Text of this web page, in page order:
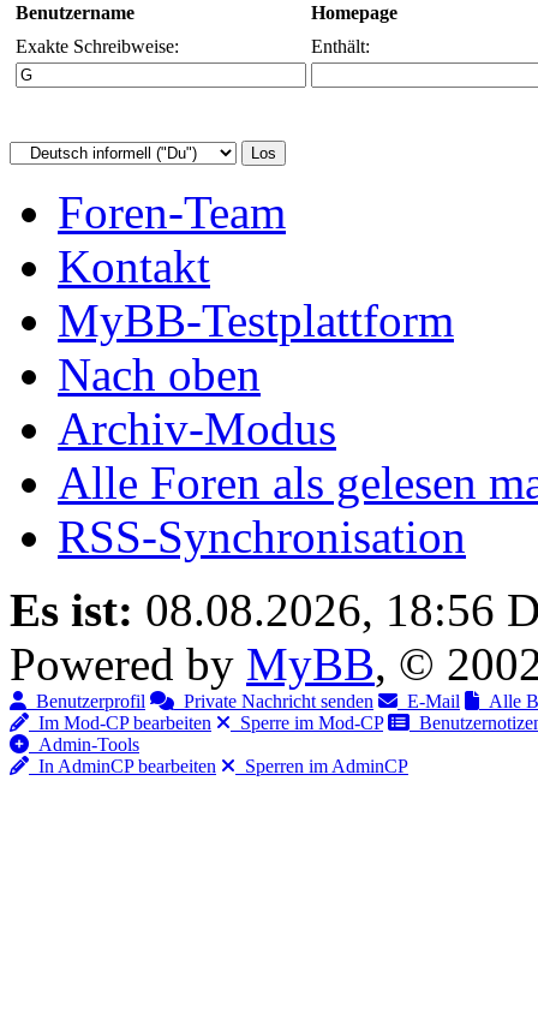
Benutzername
Homepage
Exakte Schreibweise:
Enthält:
Foren-Team
Kontakt
MyBB-Testplattform
Nach oben
Archiv-Modus
Alle Foren als gelesen
RSS-Synchronisation
Es ist: 08.08.2026, 18:56
Powered by MyBB, ©
Benutzerprofil Private Nachricht senden E-Mail
Alle
Im Mod-CP bearbeiten
Sperre im Mod-CP
Admin-Tools
In AdminCP bearbeiten
Sperren im AdminCP